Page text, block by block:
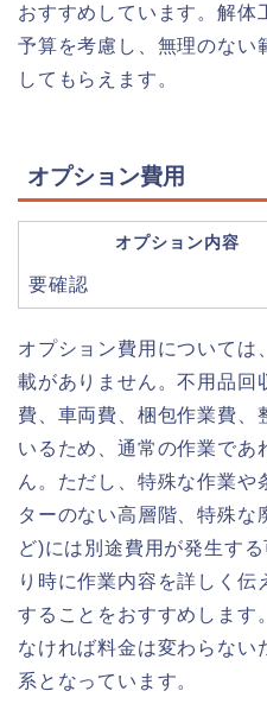
おすすめしています。解体
予算を考慮し、無理のない
してもらえます。
オプション費用
オプション内容
要確認
オプション費用については
載がありません。不用品回
費、車両費、梱包作業費、
いるため、通常の作業であ
ん。ただし、特殊な作業や
ターのない高層階、特殊な
ど)には別途費用が発生す
り時に作業内容を詳しく伝
することをおすすめします
なければ料金は変わらない
系となっています。